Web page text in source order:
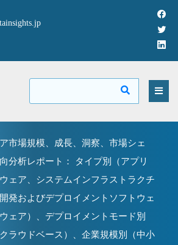
市場規模、成長、洞察、市場シェ
分析レポート： タイプ別（アプリ
ェア、システムインフラストラクチ
発およびデプロイメントソフトウェ
ェア）、デプロイメントモード別
ラウドベース）、企業規模別（中小